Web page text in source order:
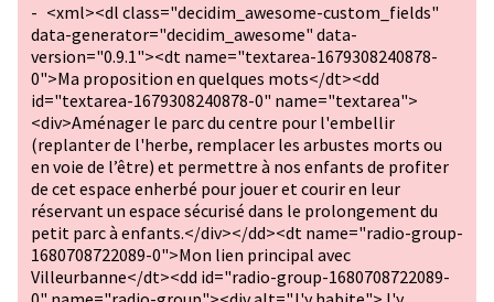
- <xml><dl class="decidim_awesome-custom_fields"
data-generator="decidim_awesome" data-
version="0.9.1"><dt name="textarea-1679308240878-
0">Ma proposition en quelques mots</dt><dd
id="textarea-1679308240878-0" name="textarea">
<div>Aménager le parc du centre pour l'embellir
(replanter de l'herbe, remplacer les arbustes morts ou
en voie de l’être) et permettre à nos enfants de profiter
de cet espace enherbé pour jouer et courir en leur
réservant un espace sécurisé dans le prolongement du
petit parc à enfants.</div></dd><dt name="radio-group-
1680708722089-0">Mon lien principal avec
Villeurbanne</dt><dd id="radio-group-1680708722089-